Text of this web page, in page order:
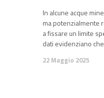
In alcune acque
ma potenzialmente
a fissare un limite
dati evidenziano
22 Maggio 2025